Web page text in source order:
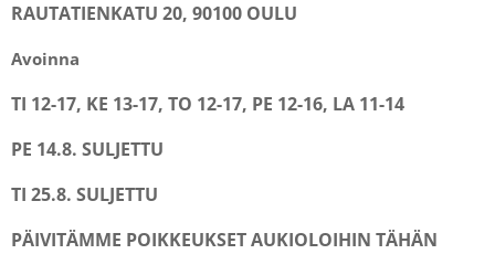
RAUTATIENKATU 20, 90100 OULU
Avoinna
TI 12-17, KE 13-17, TO 12-17, PE 12-16, LA 11-14
PE 14.8. SULJETTU
TI 25.8. SULJETTU
PÄIVITÄMME POIKKEUKSET AUKIOLOIHIN TÄHÄN